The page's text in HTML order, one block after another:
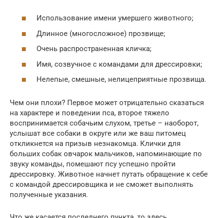
Использование имени умершего животного;
Длинное (многосложное) прозвище;
Очень распространенная кличка;
Имя, созвучное с командами для дрессировки;
Нелепые, смешные, нелицеприятные прозвища.
Чем они плохи? Первое может отрицательно сказаться
на характере и поведении пса, второе тяжело
воспринимается собачьим слухом, третье – наоборот,
услышат все собаки в округе или же ваш питомец
откликнется на призыв незнакомца. Клички для
больших собак овчарок мальчиков, напоминающие по
звуку команды, помешают псу успешно пройти
дрессировку. Животное начнет путать обращение к себе
с командой дрессировщика и не сможет выполнять
полученные указания.